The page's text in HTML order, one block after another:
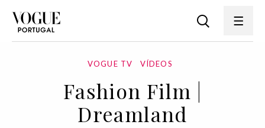
VOGUE TV VÍDEOS
Fashion Film |
Dreamland